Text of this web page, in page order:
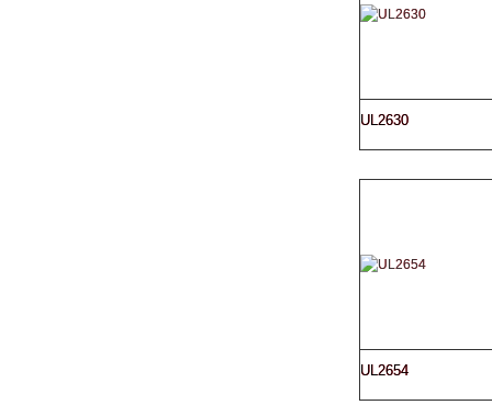
UL2630
UL2654